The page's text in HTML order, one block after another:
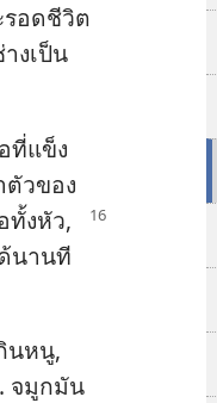
อด​ชีวิต​
ง​เป็น​
ที่​แข็ง
ว​ของ​
ทั้ง​หัว,
นาน​ที​
น​หนู,
จมูก​มัน​